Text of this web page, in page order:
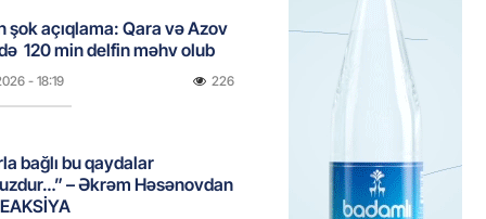
şok açıqlama: Qara və Azov
120 min delfin məhv olub
- 18:19 226
bağlı bu qaydalar
– Əkrəm Həsənovdan